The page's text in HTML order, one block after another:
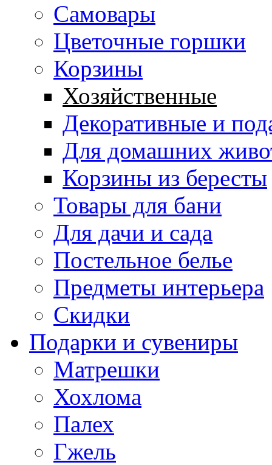
Самовары
Цветочные горшки
Корзины
Хозяйственные
Декоративные и
Для домашних
Корзины из бересты
Товары для бани
Для дачи и сада
Постельное белье
Предметы интерьера
Скидки
Подарки и сувениры
Матрешки
Хохлома
Палех
Гжель